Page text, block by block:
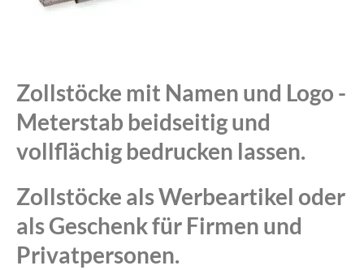
Zollstöcke mit Namen und Logo -
Meterstab beidseitig und
vollflächig bedrucken lassen.
Zollstöcke als Werbeartikel oder
als Geschenk für Firmen und
Privatpersonen.